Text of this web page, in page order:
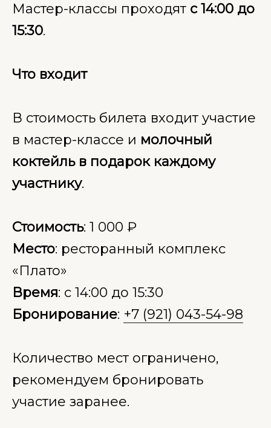
Мастер-классы проходят с 14:00 до
15:30.
Что входит
В стоимость билета входит участие
в мастер-классе и молочный
коктейль в подарок каждому
участнику.
Стоимость: 1 000 ₽
Место: ресторанный комплекс
«Плато»
Время: с 14:00 до 15:30
Бронирование: +7 (921) 043-54-98
Количество мест ограничено,
рекомендуем бронировать
участие заранее.